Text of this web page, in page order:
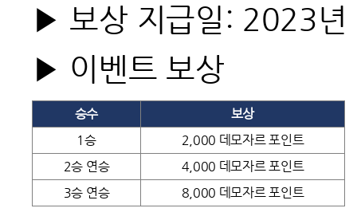
▶ 보상 지급일: 2023년
▶ 이벤트 보상
승수
보상
1승
2,000 데모자르 포인트
2승 연승
4,000 데모자르 포인트
3승 연승
8,000 데모자르 포인트